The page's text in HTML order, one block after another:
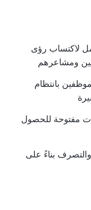
لاكتساب رؤى
ومشاعرهم
بانتظام
مفتوحة للحصول
والتصرف بناءً على